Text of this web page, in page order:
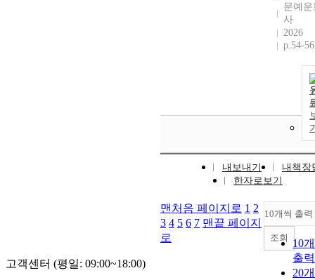
문예운
사
2026
p.54-56
내보내기
내책장
한자로보기
10개씩 출력
10
출력
20
조회
맨처음 페이지로 1 2
3 4 5 6 7 맨끝 페이지
로
고객센터 (평일: 09:00~18:00)